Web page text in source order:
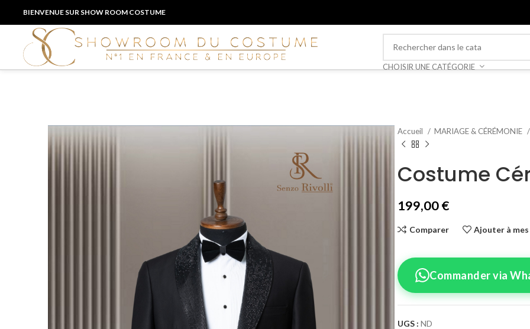
BIENVENUE SUR SHOW ROOM COSTUME
CHOISIR UNE CATÉGORIE
Accueil MARIAGE & CÉRÉMONIE
Costume
199,00€
Comparer Ajouter à
Commander via
UGS : ND